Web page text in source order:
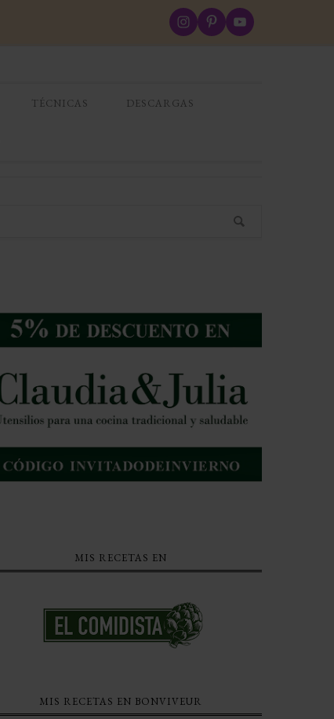
TÉCNICAS DESCARGAS
MIS RECETAS EN
MIS RECETAS EN BONVIVEUR